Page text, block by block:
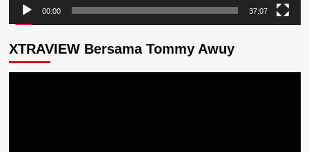
00:00 37:07
XTRAVIEW Bersama Tommy Awuy